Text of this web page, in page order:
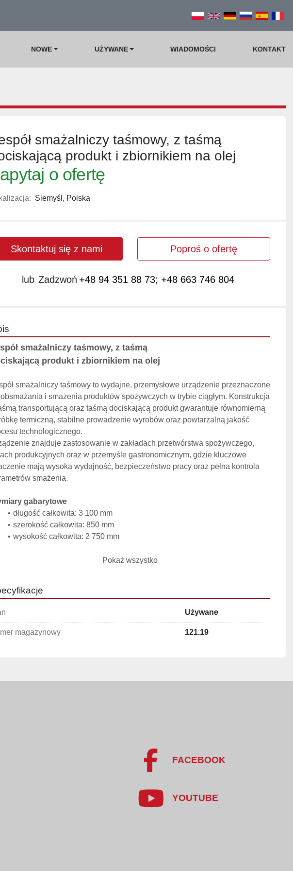
NOWE UŻYWANE WIADOMOŚCI KONTAKT
smażalniczy taśmowy, z taśmą
produkt i zbiornikiem na olej
o ofertę
Siemyśl, Polska
Skontaktuj się z nami Poproś o ofertę
lub Zadzwoń +48 94 351 88 73; +48 663 746 804
smażalniczy taśmowy, z taśmą
produkt i zbiornikiem na olej
smażalniczy taśmowy to wydajne, przemysłowe urządzenie przeznaczone
i smażenia produktów spożywczych w trybie ciągłym. Konstrukcja
transportującą oraz taśmą dociskającą produkt gwarantuje równomierną
termiczną, stabilne prowadzenie wyrobów oraz powtarzalną jakość
technologicznego.
znajduje zastosowanie w zakładach przetwórstwa spożywczego,
produkcyjnych oraz w przemyśle gastronomicznym, gdzie kluczowe
mają wysoka wydajność, bezpieczeństwo pracy oraz pełna kontrola
smażenia.
gabarytowe
długość całkowita: 3 100 mm
szerokość całkowita: 850 mm
wysokość całkowita: 2 750 mm
głębokość: 120 mm
długość taśmy głównej: 2 850 mm
awaryjny system wyłączania przy przegrzaniu oleju
układ pompowo-zaworowy do napełniania i opróżniania oleju
Pokaż wszystko
Używane
magazynowy 121.19
FACEBOOK
YOUTUBE